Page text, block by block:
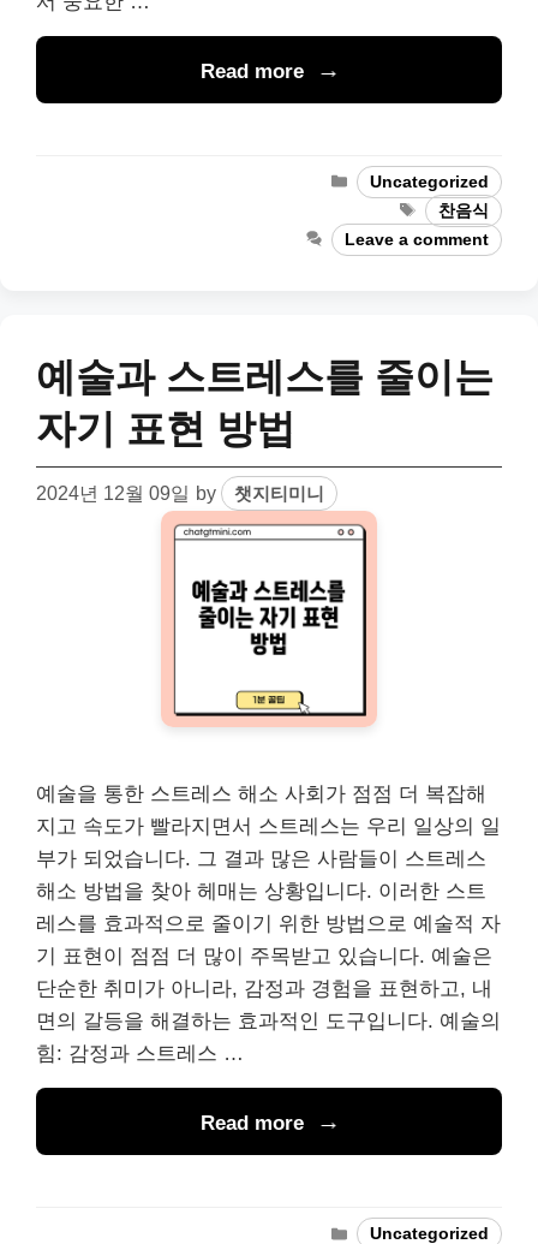
Read more
Categories
Uncategorized
Tags
찬음식
Leave a comment
예술과 스트레스를 줄이는
자기 표현 방법
2024년 12월 09일 by 챗지티미니
예술을 통한 스트레스 해소 사회가 점점 더 복잡해
지고 속도가 빨라지면서 스트레스는 우리 일상의 일
부가 되었습니다. 그 결과 많은 사람들이 스트레스
해소 방법을 찾아 헤매는 상황입니다. 이러한 스트
레스를 효과적으로 줄이기 위한 방법으로 예술적 자
기 표현이 점점 더 많이 주목받고 있습니다. 예술은
단순한 취미가 아니라, 감정과 경험을 표현하고, 내
면의 갈등을 해결하는 효과적인 도구입니다. 예술의
힘: 감정과 스트레스 …
Read more
Categories
Uncategorized